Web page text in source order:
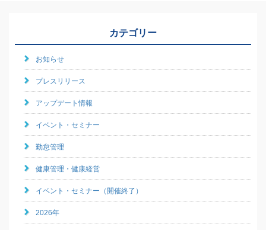
カテゴリー
お知らせ
プレスリリース
アップデート情報
イベント・セミナー
勤怠管理
健康管理・健康経営
イベント・セミナー（開催終了）
2026年